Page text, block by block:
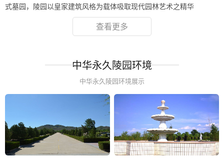
式墓园，陵园以皇家建筑风格为载体吸取现代园林艺术之精华
查看更多
中华永久陵园环境
中华永久陵园环境展示